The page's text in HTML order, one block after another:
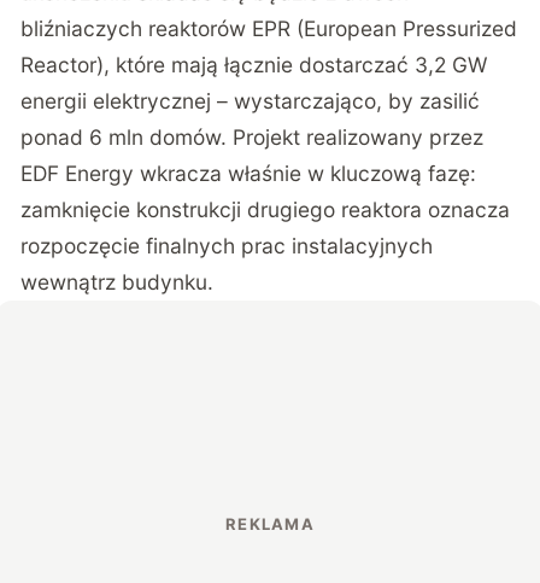
bliźniaczych reaktorów EPR (European Pressurized
Reactor), które mają łącznie dostarczać 3,2 GW
energii elektrycznej – wystarczająco, by zasilić
ponad 6 mln domów. Projekt realizowany przez
EDF Energy wkracza właśnie w kluczową fazę:
zamknięcie konstrukcji drugiego reaktora oznacza
rozpoczęcie finalnych prac instalacyjnych
wewnątrz budynku.